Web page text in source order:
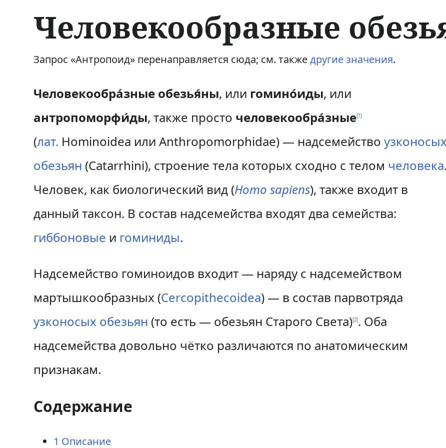
Человекообразные
П
р
е
й
н
а
и
г
а
П
р
е
й
п
о
с
к
у
Запрос «Антропоид» перенаправляется сюда; см. такжедругие значения.
Человекообра́зные обезья́ны, или гомино́иды, или
антропоморфи́ды, также просто человекообра́зные[1]
(лат. Hominoidea или Anthropomorphidae) — надсемействоузконосых
обезьян (Catarrhini), строение тела которых сходно с телом человека.
Человек, как биологический вид (Homo sapiens), также входит в
данный таксон. В состав надсемейства входят два семейства:
гиббоновые и гоминиды.
Надсемейство гоминоидов входит — наряду с надсемейством
мартышкообразных (Cercopithecoidea) — в состав парвотряда
узконосых обезьян (то есть — обезьян Старого Света)[2]. Оба
надсемейства довольно чётко различаются по анатомическим
признакам.
Содержание
1 Описание